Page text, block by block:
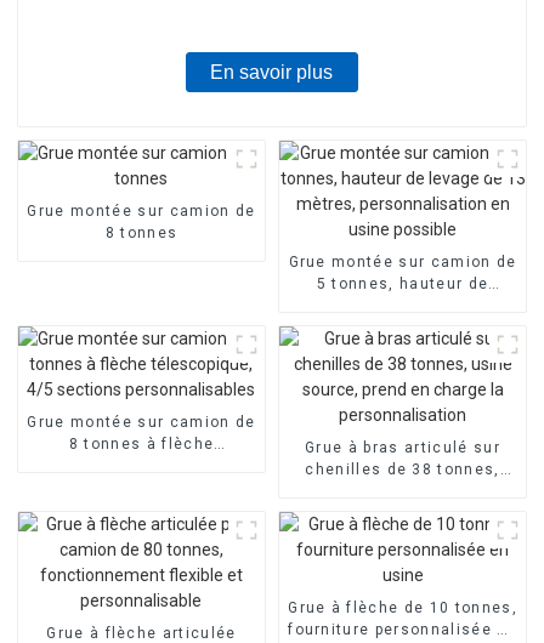
En savoir plus
Grue montée sur camion de
8 tonnes
Grue montée sur camion de
5 tonnes, hauteur de
personnalisation en usine
possible
Grue montée sur camion de
8 tonnes à flèche
Grue à bras articulé sur
chenilles de 38 tonnes,
charge la personnalisation
Grue à flèche articulée
Grue à flèche de 10 tonnes,
fourniture personnalisée en